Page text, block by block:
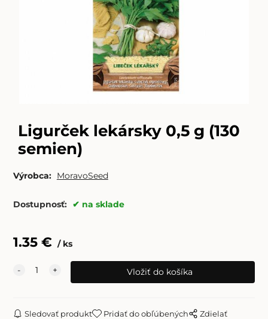
Ligurček lekársky 0,5 g (130
semien)
Výrobca: MoravoSeed
Dostupnosť: na sklade
1.35€ ks
Sledovať produkt Pridať do obľúbených Zdielať